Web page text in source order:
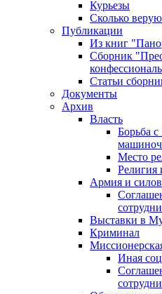
Курьезы
Сколько
Публикации
Из книг
Сборник
Статьи
Документы
Архив
Власть
Борьба
Место
Религия
Армия и
Выставки в
Криминал
Иная